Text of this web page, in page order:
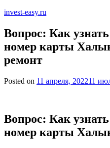
invest-easy.ru
Вопрос: Как
номер карты
ремонт
Posted on 11 апреля, 202211
Вопрос: Как
номер карты